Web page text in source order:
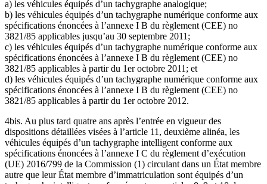
a) les véhicules équipés d’un tachygraphe analogique;
b) les véhicules équipés d’un tachygraphe numérique conforme aux
spécifications énoncées à l’annexe I B du règlement (CEE) no
3821/85 applicables jusqu’au 30 septembre 2011;
c) les véhicules équipés d’un tachygraphe numérique conforme aux
spécifications énoncées à l’annexe I B du règlement (CEE) no
3821/85 applicables à partir du 1er octobre 2011; et
d) les véhicules équipés d’un tachygraphe numérique conforme aux
spécifications énoncées à l’annexe I B du règlement (CEE) no
3821/85 applicables à partir du 1er octobre 2012.
4bis. Au plus tard quatre ans après l’entrée en vigueur des
dispositions détaillées visées à l’article 11, deuxième alinéa, les
véhicules équipés d’un tachygraphe intelligent conforme aux
spécifications énoncées à l’annexe I C du règlement d’exécution
(UE) 2016/799 de la Commission (1) circulant dans un État membre
autre que leur État membre d’immatriculation sont équipés d’un